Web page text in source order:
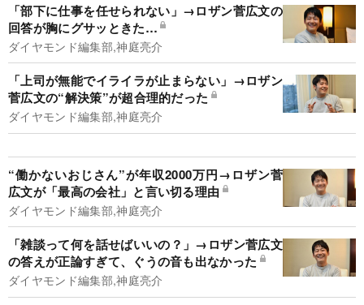
「部下に仕事を任せられない」→ロザン菅広文の
回答が胸にグサッときた…
ダイヤモンド編集部,神庭亮介
「上司が無能でイライラが止まらない」→ロザン
菅広文の“解決策”が超合理的だった
ダイヤモンド編集部,神庭亮介
“働かないおじさん”が年収2000万円→ロザン菅
広文が「最高の会社」と言い切る理由
ダイヤモンド編集部,神庭亮介
「雑談って何を話せばいいの？」→ロザン菅広文
の答えが正論すぎて、ぐうの音も出なかった
ダイヤモンド編集部,神庭亮介